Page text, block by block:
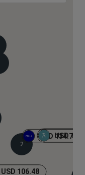
2
USD 106.48
USD 134.74
USD